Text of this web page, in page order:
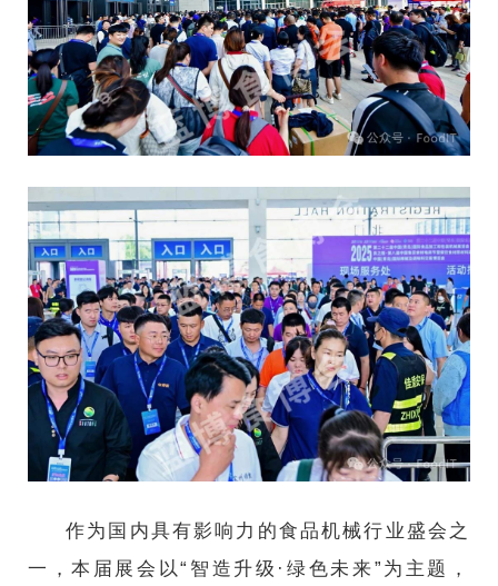
作为国内具有影响力的食品机械行业盛会之
一，本届展会以“智造升级·绿色未来”为主题，